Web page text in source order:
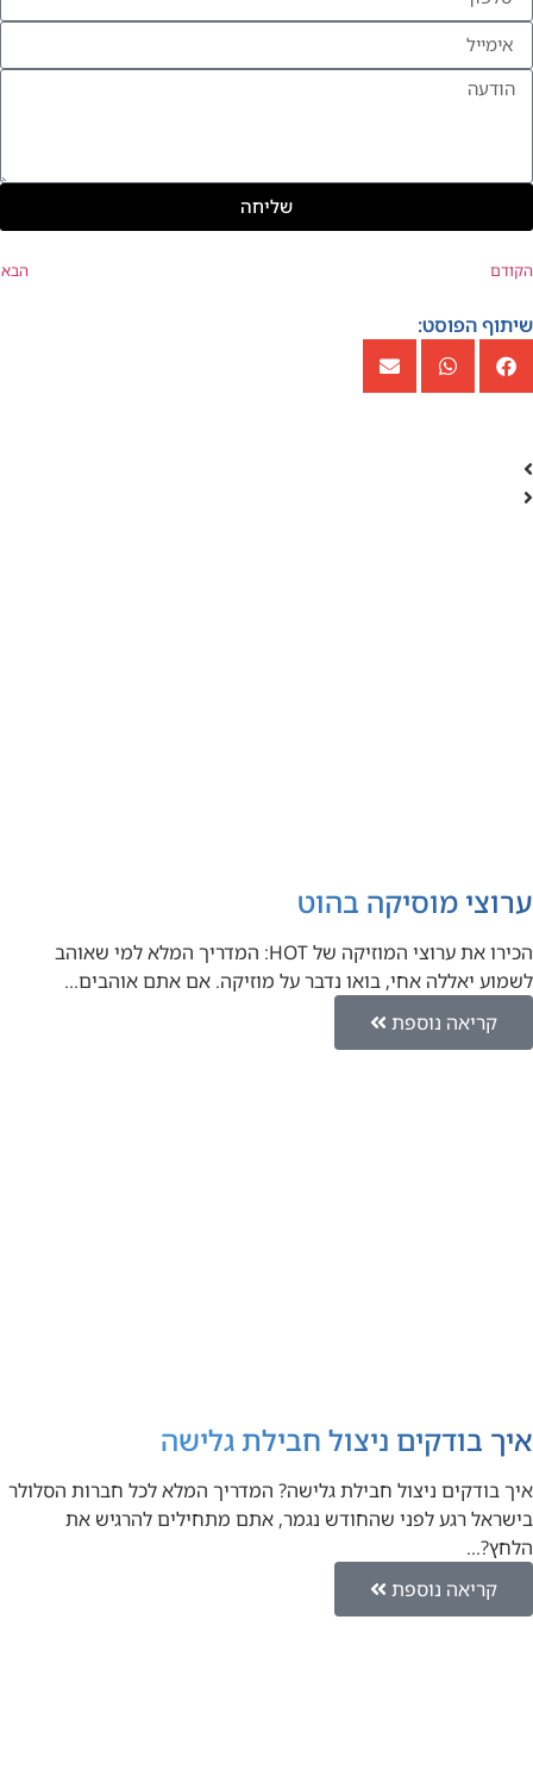
שליחה
הקודם הבא
שיתוף הפוסט:
ערוצי מוסיקה בהוט
הכירו את ערוצי המוזיקה של HOT: המדריך המלא למי שאוהב
לשמוע יאללה אחי, בואו נדבר על מוזיקה. אם אתם אוהבים…
קריאה נוספת
איך בודקים ניצול חבילת גלישה
איך בודקים ניצול חבילת גלישה? המדריך המלא לכל חברות הסלולר
בישראל רגע לפני שהחודש נגמר, אתם מתחילים להרגיש את
הלחץ?…
קריאה נוספת